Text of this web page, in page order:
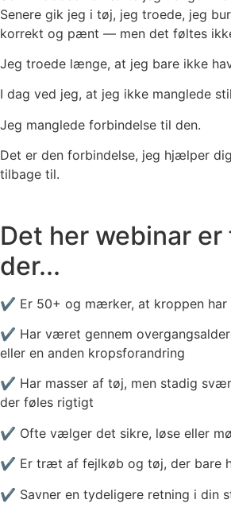
Senere gik jeg i tøj, jeg troede, jeg
korrekt og pænt — men det føltes
Jeg troede længe, at jeg bare ikke
I dag ved jeg, at jeg ikke manglede
Jeg manglede forbindelse til den.
Det er den forbindelse, jeg hjælper
tilbage til.
Det her webinar er
der...
✔ Er 50+ og mærker, at kroppen
✔ Har været gennem
eller en anden kropsforandring
✔ Har masser af tøj, men stadig
der føles rigtigt
✔ Ofte vælger det sikre, løse eller
✔ Er træt af fejlkøb og tøj, der bare
✔ Savner en tydeligere retning i din